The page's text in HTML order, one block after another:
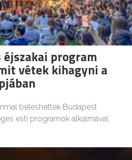
program
vétek kihagyni a
beleshettek Budapest
esti programok alkalmával.